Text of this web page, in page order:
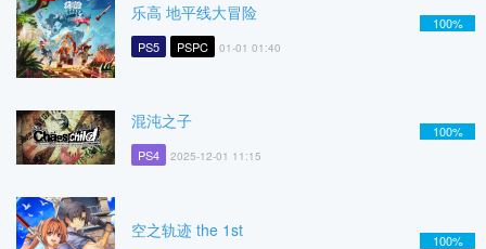
乐高 地平线大冒险
PS5 PSPC 01-01 01:40
100%
混沌之子
PS4 2025-12-01 11:15
100%
空之轨迹 the 1st 100%